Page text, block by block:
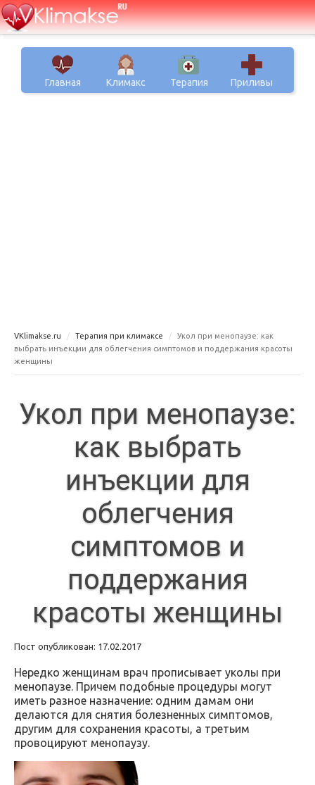
Главная Климакс Терапия Приливы
VKlimakse.ru Терапия при климаксе
Укол при менопаузе: как
выбрать инъекции для облегчения симптомов и поддержания красоты
женщины
Укол при менопаузе:
как выбрать
инъекции для
облегчения
симптомов и
поддержания
красоты женщины
Пост опубликован: 17.02.2017
Нередко женщинам врач прописывает уколы при
менопаузе. Причем подобные процедуры могут
иметь разное назначение: одним дамам они
делаются для снятия болезненных симптомов,
другим для сохранения красоты, а третьим
провоцируют менопаузу.